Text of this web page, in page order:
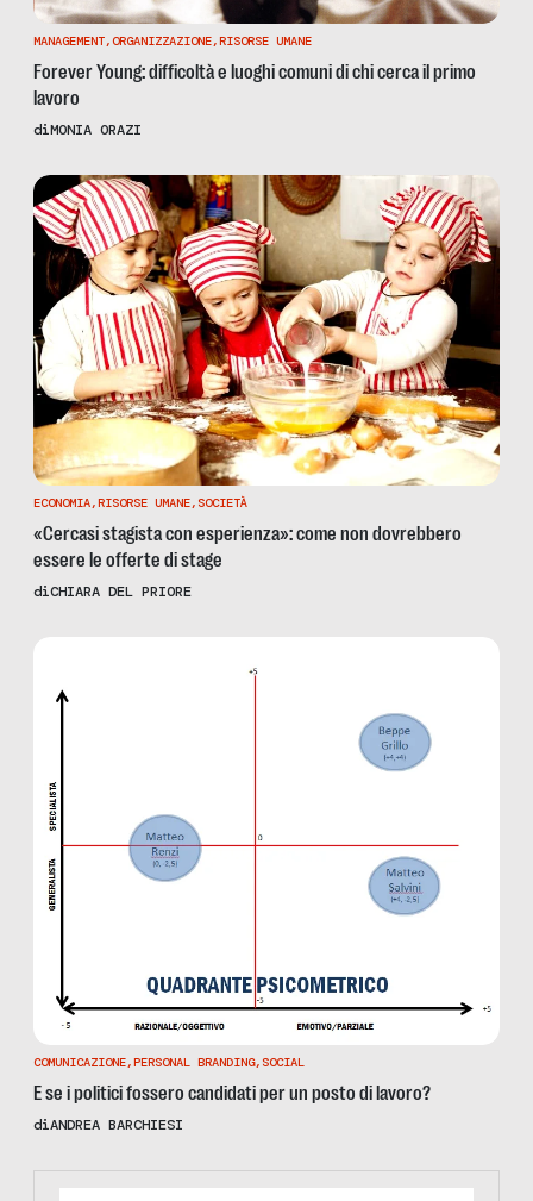
MANAGEMENT,ORGANIZZAZIONE,RISORSE UMANE
Forever Young: difficoltà e luoghi comuni di chi cerca il primo
lavoro
diMONIA ORAZI
ECONOMIA,RISORSE UMANE, SOCIETÀ
«Cercasi stagista con esperienza»: come non dovrebbero
essere le offerte di stage
diCHIARA DEL PRIORE
COMUNICAZIONE,PERSONAL BRANDING, SOCIAL
E se i politici fossero candidati per un posto di lavoro?
diANDREA BARCHIESI